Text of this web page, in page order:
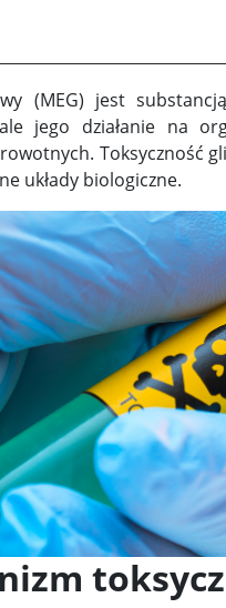
(MEG) jest
ale jego działanie na
Toksyczność
układy biologiczne.